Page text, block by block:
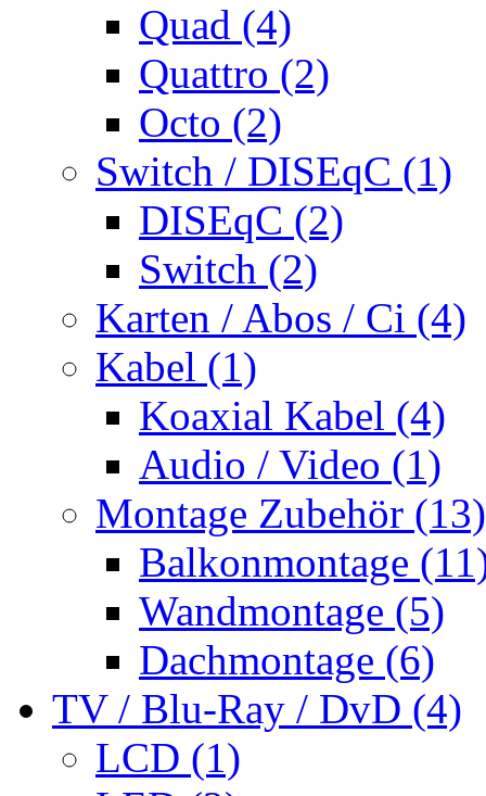
Quad (4)
Quattro (2)
Octo (2)
Switch / DISEqC (1)
DISEqC (2)
Switch (2)
Karten / Abos / Ci (4)
Kabel (1)
Koaxial Kabel (4)
Audio / Video (1)
Montage Zubehör (13)
Balkonmontage
Wandmontage (5)
Dachmontage (6)
TV / Blu-Ray / DvD (4)
LCD (1)